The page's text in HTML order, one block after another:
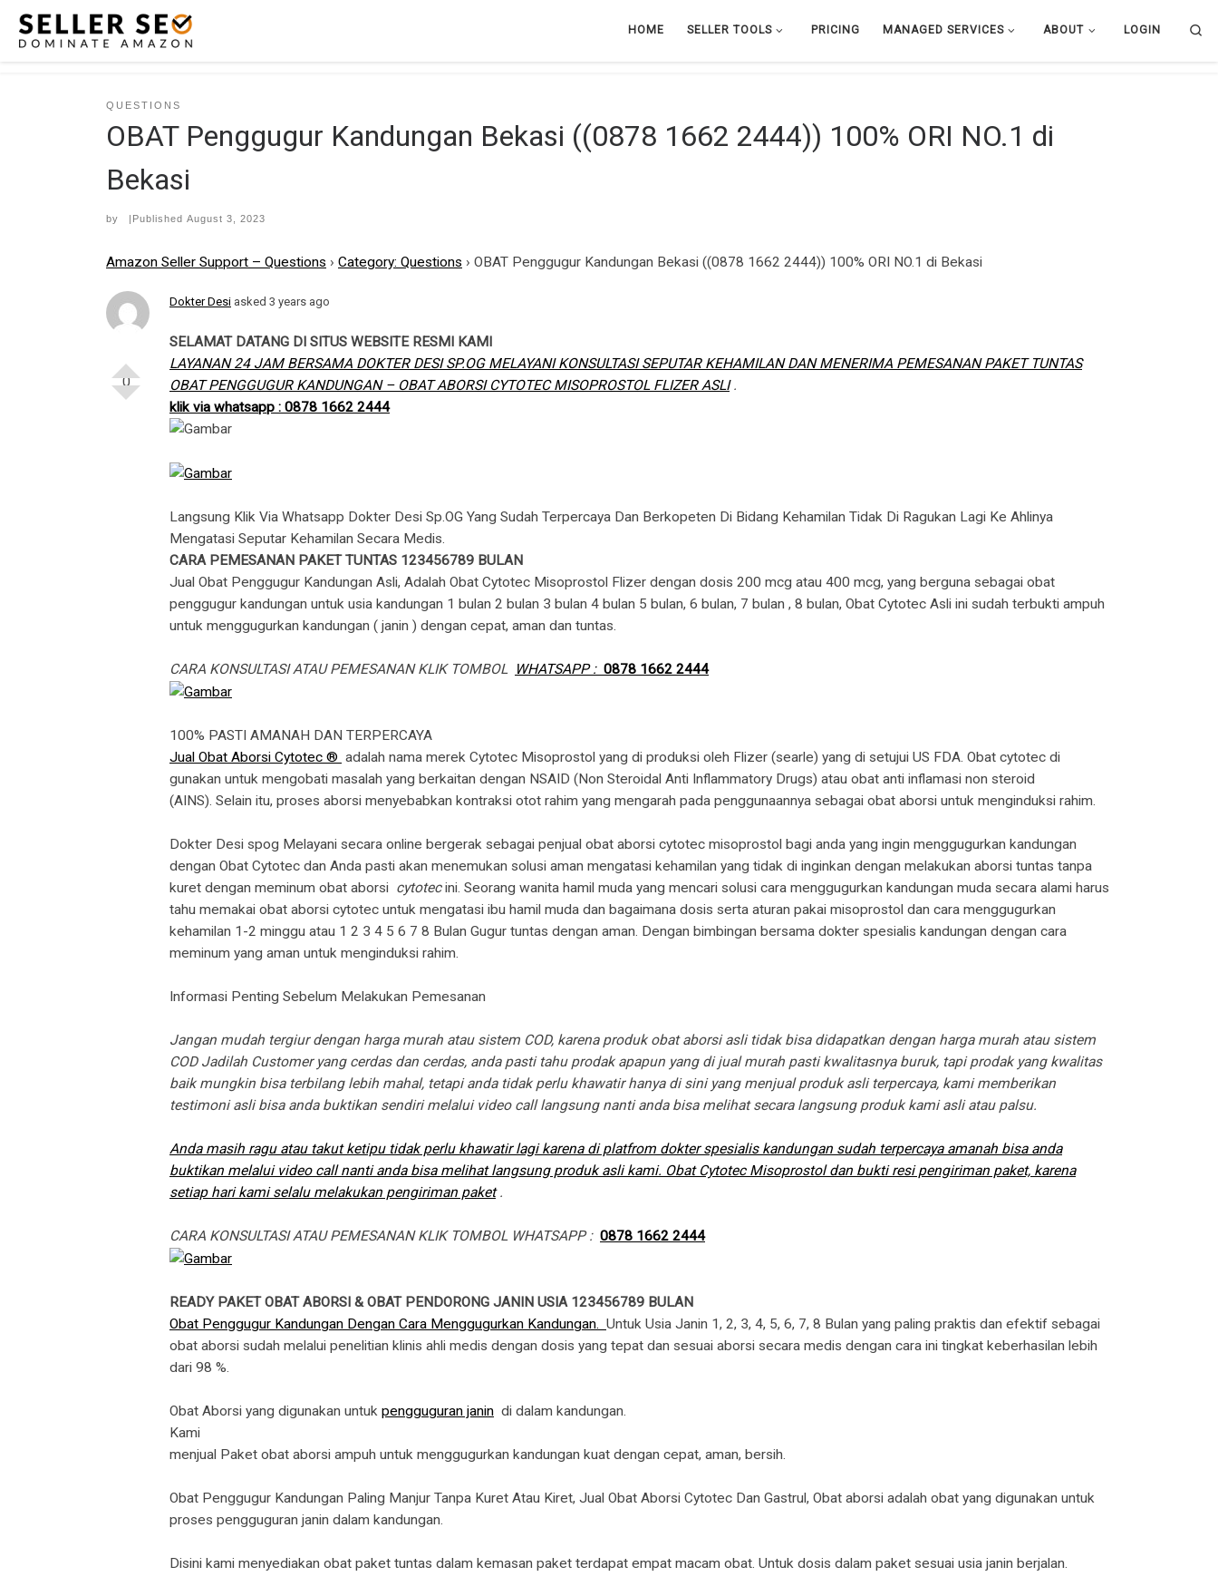
Skip to content HOME SELLER TOOLS PRICING MANAGED SERVICES ABOUT LOGIN
QUESTIONS
OBAT Penggugur Kandungan Bekasi ((0878 1662 2444)) 100% ORI NO.1 di
Bekasi
by |Published August 3, 2023
Amazon Seller Support – Questions › Category: Questions › OBAT Penggugur Kandungan Bekasi ((0878 1662 2444)) 100% ORI NO.1 di Bekasi
0
Dokter Desi asked 3 years ago
SELAMAT DATANG DI SITUS WEBSITE RESMI KAMI
LAYANAN 24 JAM BERSAMA DOKTER DESI SP.OG MELAYANI KONSULTASI SEPUTAR KEHAMILAN DAN MENERIMA PEMESANAN PAKET TUNTAS
OBAT PENGGUGUR KANDUNGAN – OBAT ABORSI CYTOTEC MISOPROSTOL FLIZER ASLI.
klik via whatsapp : 0878 1662 2444
Langsung Klik Via Whatsapp Dokter Desi Sp.OG Yang Sudah Terpercaya Dan Berkopeten Di Bidang Kehamilan Tidak Di Ragukan Lagi Ke Ahlinya
Mengatasi Seputar Kehamilan Secara Medis.
CARA PEMESANAN PAKET TUNTAS 123456789 BULAN
Jual Obat Penggugur Kandungan Asli, Adalah Obat Cytotec Misoprostol Flizer dengan dosis 200 mcg atau 400 mcg, yang berguna sebagai obat
penggugur kandungan untuk usia kandungan 1 bulan 2 bulan 3 bulan 4 bulan 5 bulan, 6 bulan, 7 bulan , 8 bulan, Obat Cytotec Asli ini sudah terbukti ampuh
untuk menggugurkan kandungan ( janin ) dengan cepat, aman dan tuntas.
CARA KONSULTASI ATAU PEMESANAN KLIK TOMBOL WHATSAPP : 0878 1662 2444
100% PASTI AMANAH DAN TERPERCAYA
Jual Obat Aborsi Cytotec ® adalah nama merek Cytotec Misoprostol yang di produksi oleh Flizer (searle) yang di setujui US FDA. Obat cytotec di
gunakan untuk mengobati masalah yang berkaitan dengan NSAID (Non Steroidal Anti Inflammatory Drugs) atau obat anti inflamasi non steroid
(AINS). Selain itu, proses aborsi menyebabkan kontraksi otot rahim yang mengarah pada penggunaannya sebagai obat aborsi untuk menginduksi rahim.
Dokter Desi spog Melayani secara online bergerak sebagai penjual obat aborsi cytotec misoprostol bagi anda yang ingin menggugurkan kandungan
dengan Obat Cytotec dan Anda pasti akan menemukan solusi aman mengatasi kehamilan yang tidak di inginkan dengan melakukan aborsi tuntas tanpa
kuret dengan meminum obat aborsi cytotecini. Seorang wanita hamil muda yang mencari solusi cara menggugurkan kandungan muda secara alami harus
tahu memakai obat aborsi cytotec untuk mengatasi ibu hamil muda dan bagaimana dosis serta aturan pakai misoprostol dan cara menggugurkan
kehamilan 1-2 minggu atau 1 2 3 4 5 6 7 8 Bulan Gugur tuntas dengan aman. Dengan bimbingan bersama dokter spesialis kandungan dengan cara
meminum yang aman untuk menginduksi rahim.
Informasi Penting Sebelum Melakukan Pemesanan
Jangan mudah tergiur dengan harga murah atau sistem COD, karena produk obat aborsi asli tidak bisa didapatkan dengan harga murah atau sistem
COD Jadilah Customer yang cerdas dan cerdas, anda pasti tahu prodak apapun yang di jual murah pasti kwalitasnya buruk, tapi prodak yang kwalitas
baik mungkin bisa terbilang lebih mahal, tetapi anda tidak perlu khawatir hanya di sini yang menjual produk asli terpercaya, kami memberikan
testimoni asli bisa anda buktikan sendiri melalui video call langsung nanti anda bisa melihat secara langsung produk kami asli atau palsu.
Anda masih ragu atau takut ketipu tidak perlu khawatir lagi karena di platfrom dokter spesialis kandungan sudah terpercaya amanah bisa anda
buktikan melalui video call nanti anda bisa melihat langsung produk asli kami. Obat Cytotec Misoprostol dan bukti resi pengiriman paket, karena
setiap hari kami selalu melakukan pengiriman paket.
CARA KONSULTASI ATAU PEMESANAN KLIK TOMBOL WHATSAPP : 0878 1662 2444
READY PAKET OBAT ABORSI & OBAT PENDORONG JANIN USIA 123456789 BULAN
Obat Penggugur Kandungan Dengan Cara Menggugurkan Kandungan. Untuk Usia Janin 1, 2, 3, 4, 5, 6, 7, 8 Bulan yang paling praktis dan efektif sebagai
obat aborsi sudah melalui penelitian klinis ahli medis dengan dosis yang tepat dan sesuai aborsi secara medis dengan cara ini tingkat keberhasilan lebih
dari 98 %.
Obat Aborsi yang digunakan untuk pengguguran janin di dalam kandungan.
​Kami
menjual Paket obat aborsi ampuh untuk menggugurkan kandungan kuat dengan cepat, aman, bersih.
Obat Penggugur Kandungan Paling Manjur Tanpa Kuret Atau Kiret, Jual Obat Aborsi Cytotec Dan Gastrul, Obat aborsi adalah obat yang digunakan untuk
proses pengguguran janin dalam kandungan.
Disini kami menyediakan obat paket tuntas dalam kemasan paket terdapat empat macam obat. Untuk dosis dalam paket sesuai usia janin berjalan.